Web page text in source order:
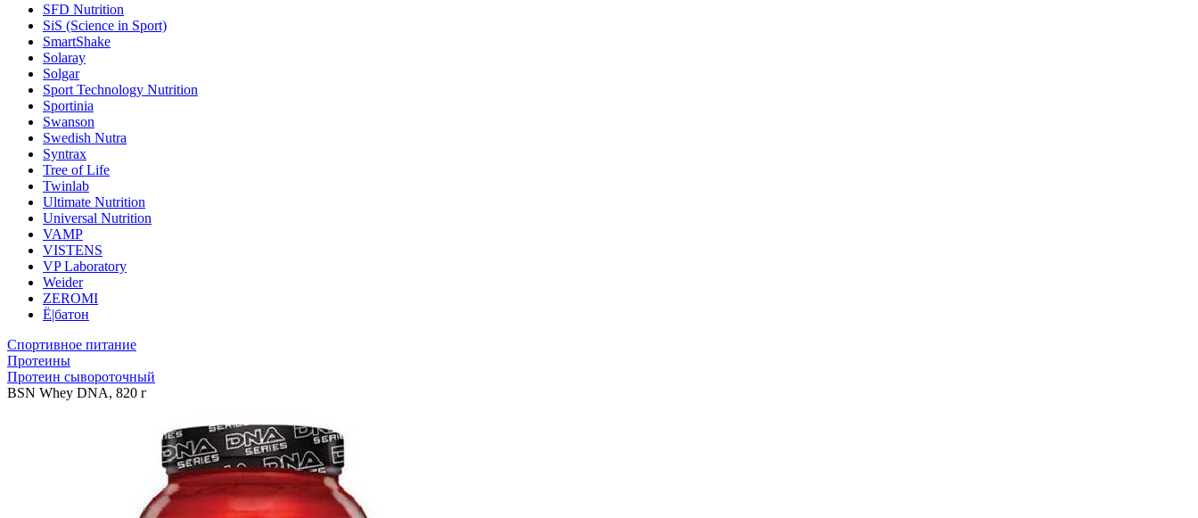
SFD Nutrition
SiS (Science in Sport)
SmartShake
Solaray
Solgar
Sport Technology Nutrition
Sportinia
Swanson
Swedish Nutra
Syntrax
Tree of Life
Twinlab
Ultimate Nutrition
Universal Nutrition
VAMP
VISTENS
VP Laboratory
Weider
ZEROMI
Ё|батон
Спортивное питание
Протеины
Протеин сывороточный
BSN Whey DNA, 820 г